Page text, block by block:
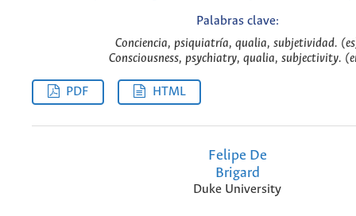
Palabras clave:
Conciencia, psiquiatría, qualia, subjetividad.
Consciousness, psychiatry, qualia, subjectivity.
PDF HTML
Felipe De
Brigard
Duke University